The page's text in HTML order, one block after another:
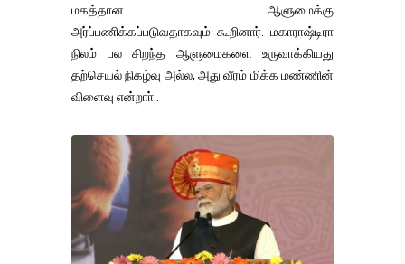
மகத்தான ஆளுமைக்கு
அர்ப்பணிக்கப்படுவதாகவும் கூறினார். மகாராஷ்டிரா
நிலம் பல சிறந்த ஆளுமைகளை உருவாக்கியது
தற்செயல் நிகழ்வு அல்ல, அது வீரம் மிக்க மண்ணின்
விளைவு என்றாா்..